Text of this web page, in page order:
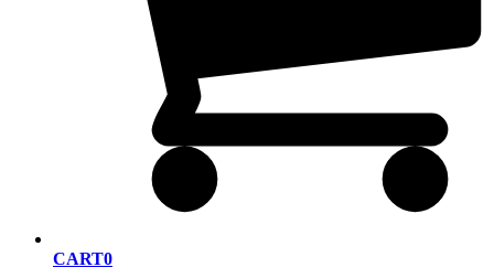
CART0